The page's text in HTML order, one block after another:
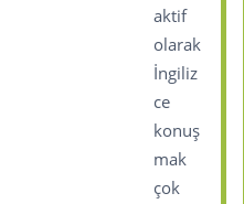
aktif
olarak
İngiliz
ce
konuş
mak
çok